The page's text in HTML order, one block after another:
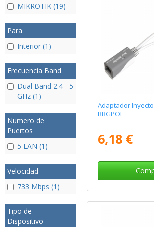
MIKROTIK (19)
Para
Interior (1)
Frecuencia Band
Dual Band 2.4 - 5
GHz (1)
Numero de
Puertos
5 LAN (1)
Velocidad
733 Mbps (1)
Tipo de
Dispositivo
Adaptador
RBGPOE
6,18 €